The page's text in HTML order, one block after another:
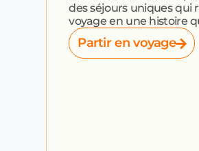
des séjours uniques qui
voyage en une histoire
Partir en voyage